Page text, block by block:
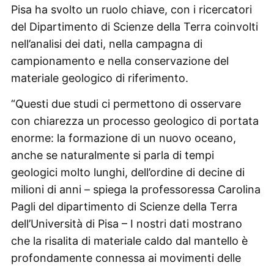
Pisa ha svolto un ruolo chiave, con i ricercatori
del Dipartimento di Scienze della Terra coinvolti
nell’analisi dei dati, nella campagna di
campionamento e nella conservazione del
materiale geologico di riferimento.
“Questi due studi ci permettono di osservare
con chiarezza un processo geologico di portata
enorme: la formazione di un nuovo oceano,
anche se naturalmente si parla di tempi
geologici molto lunghi, dell’ordine di decine di
milioni di anni – spiega la professoressa Carolina
Pagli del dipartimento di Scienze della Terra
dell’Università di Pisa – I nostri dati mostrano
che la risalita di materiale caldo dal mantello è
profondamente connessa ai movimenti delle